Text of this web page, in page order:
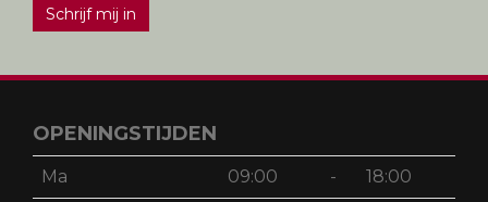
Schrijf mij in
OPENINGSTIJDEN
Ma 09:00 - 18:00